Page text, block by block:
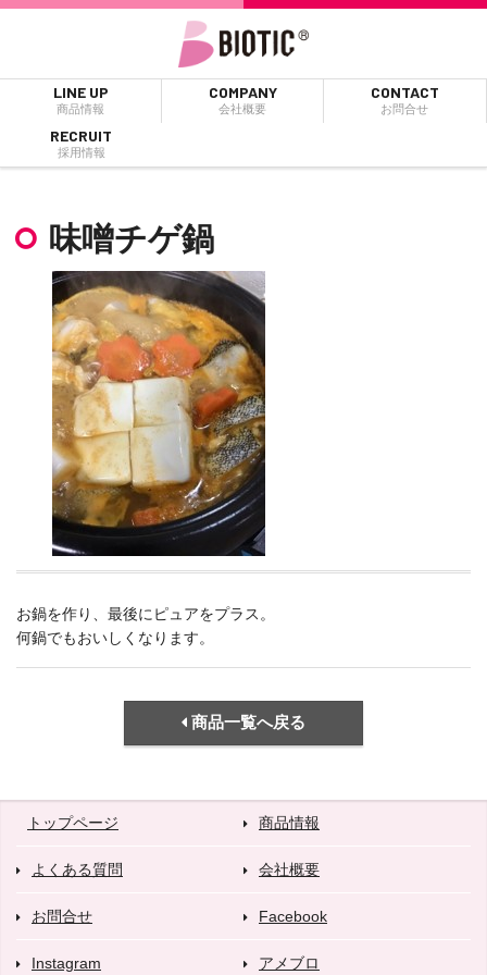
LINE UP
商品情報
COMPANY
会社概要
CONTACT
お問合せ
RECRUIT
採用情報
味噌チゲ鍋
お鍋を作り、最後にピュアをプラス。
何鍋でもおいしくなります。
商品一覧へ戻る
トップページ 商品情報
よくある質問 会社概要
お問合せ Facebook
Instagram アメブロ